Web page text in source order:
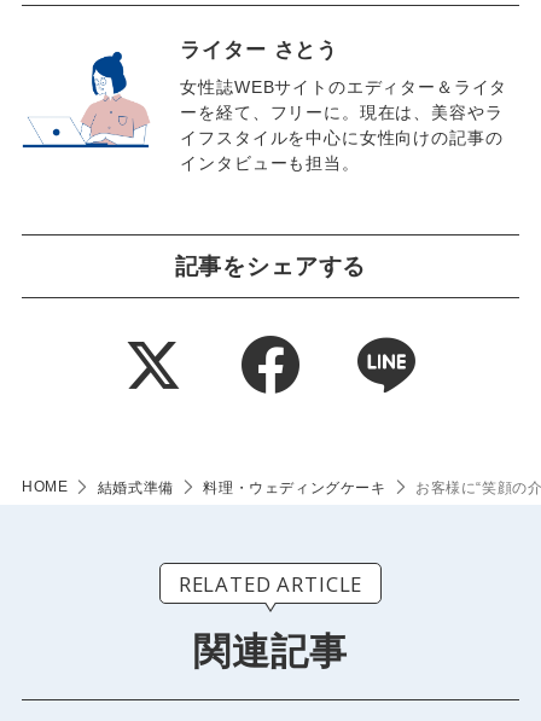
ライター さとう
女性誌WEBサイトのエディター＆ライタ
ーを経て、フリーに。現在は、美容やラ
イフスタイルを中心に女性向けの記事の
インタビューも担当。
記事をシェアする
HOME 結婚式準備 料理・ウェディングケーキ お客様に“笑顔の
RELATED ARTICLE
関連記事